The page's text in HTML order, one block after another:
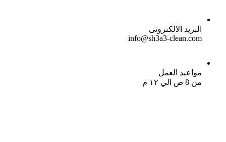
البريد الالكترونى
info@sh3a3-clean.com
مواعيد العمل
من 8 ص الي ١٢ م